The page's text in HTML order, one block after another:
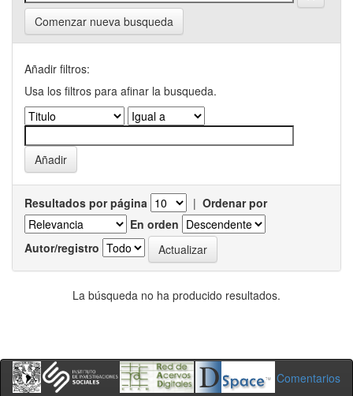
Comenzar nueva busqueda
Añadir filtros:
Usa los filtros para afinar la busqueda.
Resultados por página | Ordenar por
En orden
Autor/registro
La búsqueda no ha producido resultados.
Comentarios